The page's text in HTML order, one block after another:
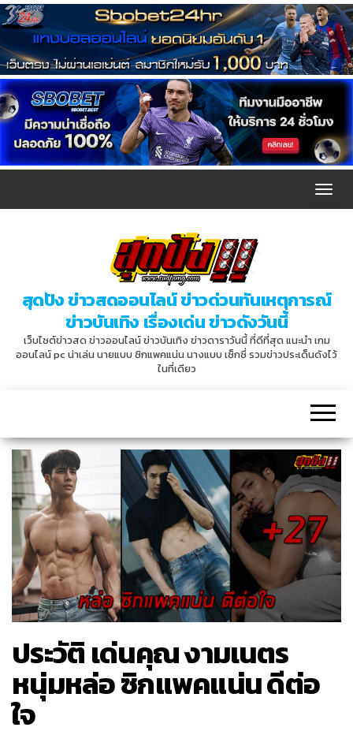
T
e
a
g
a
t
i
o
n
สุดปัง ข่าวสดออนไลน์ ข่าวด่วนทันเหตุการณ์
ข่าวบันเทิง เรื่องเด่น ข่าวดังวันนี้
เว็บไซต์ข่าวสด ข่าวออนไลน์ ข่าวบันเทิง ข่าวดาราวันนี้ ที่ดีที่สุด แนะนำ เกม
ออนไลน์ pc น่าเล่น นายแบบ ซิกแพคแน่น นางแบบ เซ็กซี่ รวมข่าวประเด็นดังไว้
ในที่เดียว
ประวัติ เด่นคุณ งามเนตร
หนุ่มหล่อ ซิกแพคแน่น ดีต่อ
ใจ